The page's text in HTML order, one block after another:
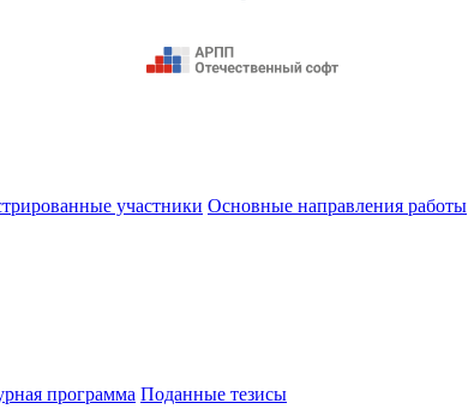
участники Основные направления работы
программа Поданные тезисы